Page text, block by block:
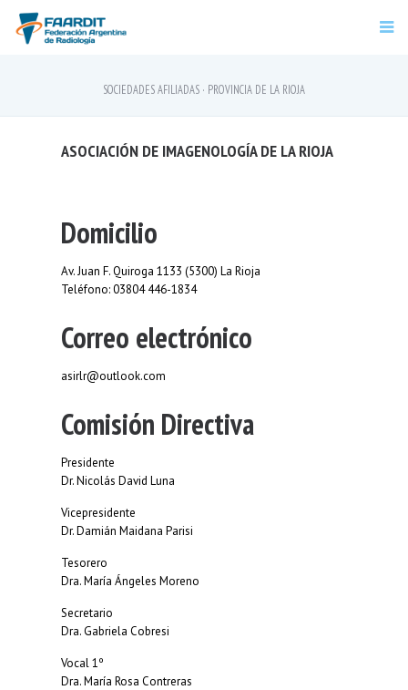
SOCIEDADES AFILIADAS · PROVINCIA DE LA RIOJA
ASOCIACIÓN DE IMAGENOLOGÍA DE LA RIOJA
Domicilio
Av. Juan F. Quiroga 1133 (5300) La Rioja
Teléfono: 03804 446-1834
Correo electrónico
asirlr@outlook.com
Comisión Directiva
Presidente
Dr. Nicolás David Luna
Vicepresidente
Dr. Damián Maidana Parisi
Tesorero
Dra. María Ángeles Moreno
Secretario
Dra. Gabriela Cobresi
Vocal 1º
Dra. María Rosa Contreras